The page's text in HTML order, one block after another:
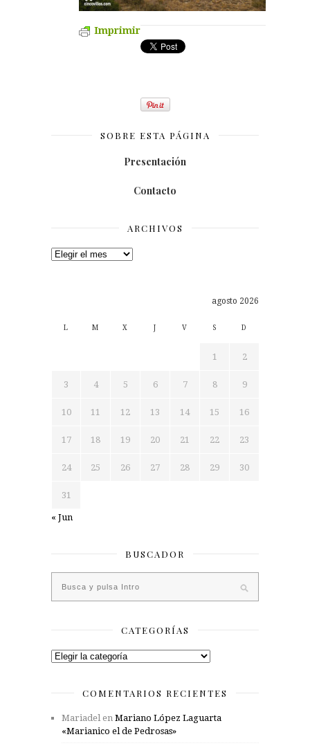
Imprimir
SOBRE ESTA PÁGINA
Presentación
Contacto
ARCHIVOS
Archivos
agosto 2026
L M X J V S D
1 2
3 4 5 6 7 8 9
10 11 12 13 14 15 16
17 18 19 20 21 22 23
24 25 26 27 28 29 30
31
« Jun
BUSCADOR
CATEGORÍAS
Categorías
COMENTARIOS RECIENTES
Mariadel en Mariano López Laguarta
«Marianico el de Pedrosas»